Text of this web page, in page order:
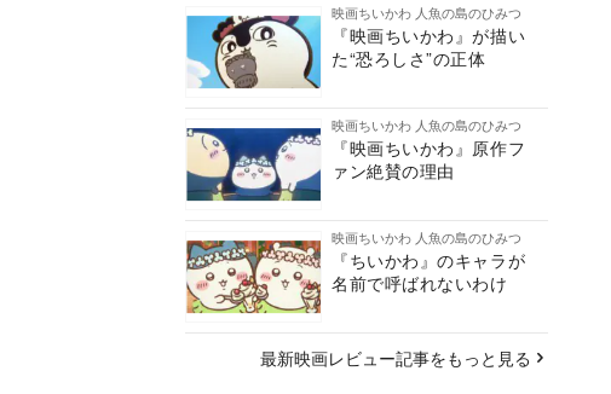
映画ちいかわ 人魚の島のひみつ
『映画ちいかわ』が描い
た“恐ろしさ”の正体
映画ちいかわ 人魚の島のひみつ
『映画ちいかわ』原作フ
ァン絶賛の理由
映画ちいかわ 人魚の島のひみつ
『ちいかわ』のキャラが
名前で呼ばれないわけ
最新映画レビュー記事をもっと見る